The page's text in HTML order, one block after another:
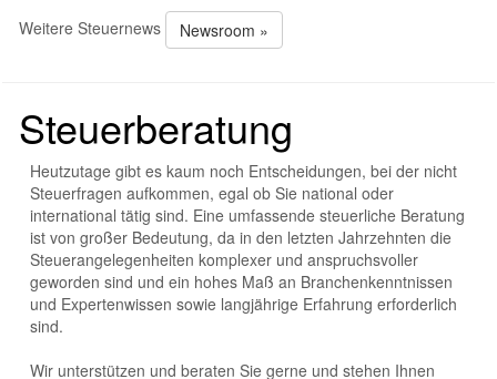
Weitere Steuernews Newsroom »
Steuerberatung
Heutzutage gibt es kaum noch Entscheidungen, bei der nicht
Steuerfragen aufkommen, egal ob Sie national oder
international tätig sind. Eine umfassende steuerliche Beratung
ist von großer Bedeutung, da in den letzten Jahrzehnten die
Steuerangelegenheiten komplexer und anspruchsvoller
geworden sind und ein hohes Maß an Branchenkenntnissen
und Expertenwissen sowie langjährige Erfahrung erforderlich
sind.
Wir unterstützen und beraten Sie gerne und stehen Ihnen